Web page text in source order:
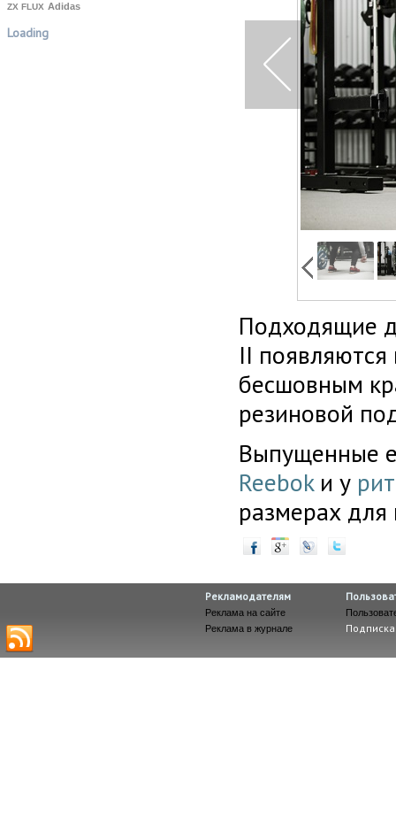
ZX FLUX Аdidas
Loading
Подходящие
II
бесшовным
резиновой
Выпущенные
Reebokи у
размерах для
Рекламодателям
Реклама на сайте
Реклама в журнале